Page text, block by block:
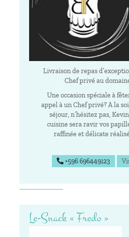
Livraison de repas
Chef privé au
Une occasion spéciale à
appel à un Chef privé? A la
séjour, n’hésitez pas,
cuisine sera ravir vos
raffinée et délicate
+596 696449123
Le-Snack « Fredo »